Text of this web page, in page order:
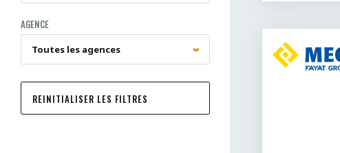
AGENCE
REINITIALISER LES FILTRES